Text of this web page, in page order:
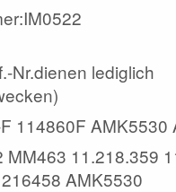
Nr.dienen lediglich
114860F AMK5530
MM463 11.218.359
AMK5530